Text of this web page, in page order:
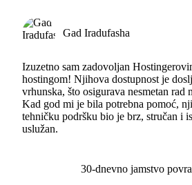
Gad Iradufasha
Izuzetno sam zadovoljan
hostingom! Njihova dostupnost je
vrhunska, što osigurava nesmetan rad
Kad god mi je bila potrebna pomoć,
tehničku podršku bio je brz, stručan i
uslužan.
30-dnevno jamstvo